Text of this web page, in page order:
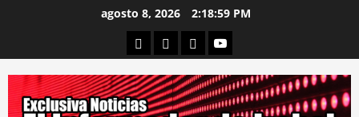
agosto 8, 2026 2:19:01 PM
Departamental
Nacionales
Internacional
Canal